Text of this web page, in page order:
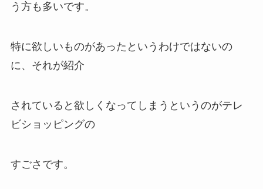
う方も多いです。
特に欲しいものがあったというわけではないの
に、それが紹介
されていると欲しくなってしまうというのがテレ
ビショッピングの
すごさです。